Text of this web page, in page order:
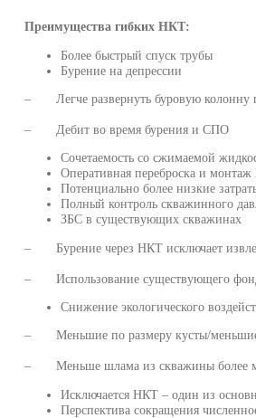
Преимущества гибких НКТ:
Более быстрый спуск трубы
Бурение на депрессии
– Легче развернуть буровую колонну
– Дебит во время бурения и СПО
Сочетаемость со сжимаемой
Оперативная переброска и
Потенциально более низкие
Полный контроль скважинного
ЗБС в существующих скважинах
– Бурение через НКТ исключает
– Использование существующего
Снижение экологического
– Меньшие по размеру кусты/меньшие
– Меньше шлама из скважины более
Исключается НКТ – один из
Перспектива сокращения